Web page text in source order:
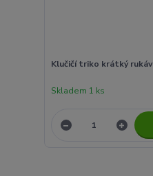
Klučičí triko krátký rukáv
Skladem 1 ks